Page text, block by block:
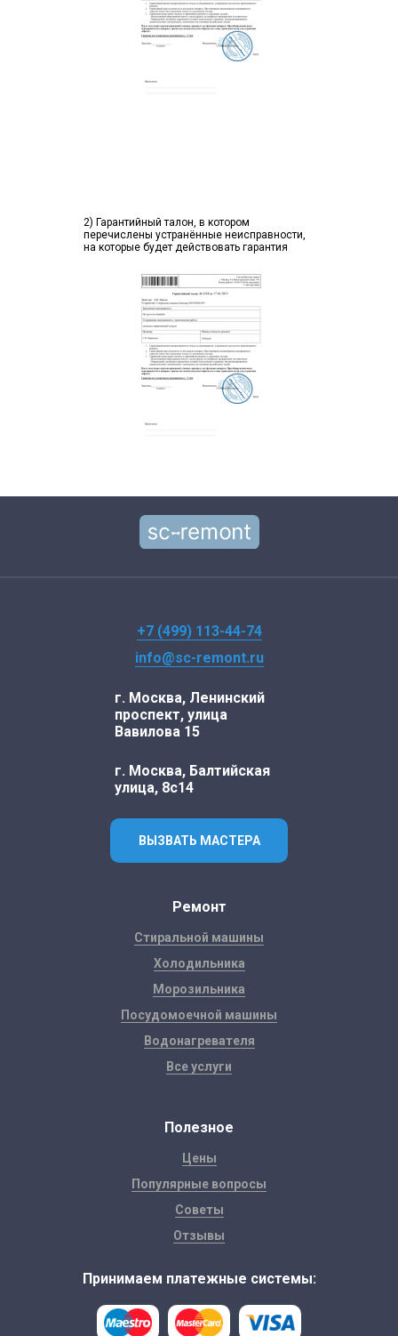
2) Гарантийный талон, в котором
перечислены устранённые неисправности,
на которые будет действовать гарантия
+7 (499) 113-44-74
info@sc-remont.ru
г. Москва, Ленинский
проспект, улица
Вавилова 15
г. Москва, Балтийская
улица, 8с14
ВЫЗВАТЬ МАСТЕРА
Ремонт
Стиральной машины
Холодильника
Морозильника
Посудомоечной машины
Водонагревателя
Все услуги
Полезное
Цены
Популярные вопросы
Советы
Отзывы
Принимаем платежные системы: